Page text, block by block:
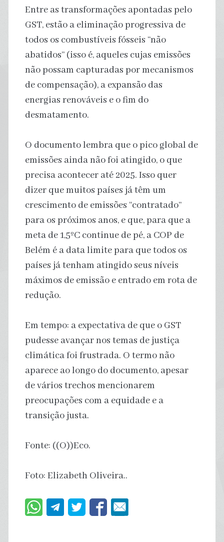
Entre as transformações apontadas pelo
GST, estão a eliminação progressiva de
todos os combustíveis fósseis “não
abatidos” (isso é, aqueles cujas emissões
não possam capturadas por mecanismos
de compensação), a expansão das
energias renováveis e o fim do
desmatamento.
O documento lembra que o pico global de
emissões ainda não foi atingido, o que
precisa acontecer até 2025. Isso quer
dizer que muitos países já têm um
crescimento de emissões “contratado”
para os próximos anos, e que, para que a
meta de 1,5ºC continue de pé, a COP de
Belém é a data limite para que todos os
países já tenham atingido seus níveis
máximos de emissão e entrado em rota de
redução.
Em tempo: a expectativa de que o GST
pudesse avançar nos temas de justiça
climática foi frustrada. O termo não
aparece ao longo do documento, apesar
de vários trechos mencionarem
preocupações com a equidade e a
transição justa.
Fonte: ((O))Eco.
Foto: Elizabeth Oliveira..